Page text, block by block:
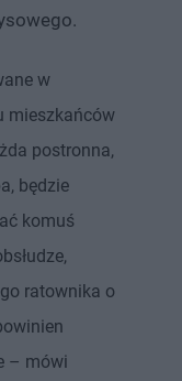
w
mieszkańców
postronna,
będzie
komuś
ratownika o
– mówi